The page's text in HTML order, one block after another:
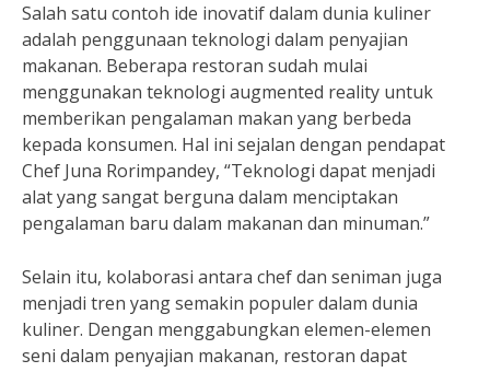
Salah satu contoh ide inovatif dalam dunia kuliner
adalah penggunaan teknologi dalam penyajian
makanan. Beberapa restoran sudah mulai
menggunakan teknologi augmented reality untuk
memberikan pengalaman makan yang berbeda
kepada konsumen. Hal ini sejalan dengan pendapat
Chef Juna Rorimpandey, “Teknologi dapat menjadi
alat yang sangat berguna dalam menciptakan
pengalaman baru dalam makanan dan minuman.”
Selain itu, kolaborasi antara chef dan seniman juga
menjadi tren yang semakin populer dalam dunia
kuliner. Dengan menggabungkan elemen-elemen
seni dalam penyajian makanan, restoran dapat